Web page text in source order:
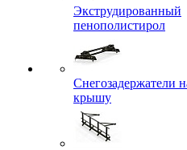
Экструдированный
пенополистирол
Снегозадержатели
крышу